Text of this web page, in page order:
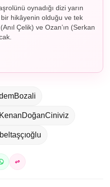
oynadığı dizi yarın
bir hikâyenin olduğu ve tek
Çelik) ve Ozan’ın (Serkan